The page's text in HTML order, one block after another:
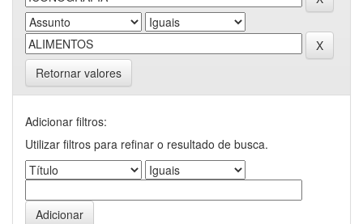
Retornar valores
Adicionar filtros:
Utilizar filtros para refinar o resultado de busca.